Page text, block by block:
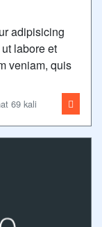
adipisicing
labore et
veniam, quis
69 kali